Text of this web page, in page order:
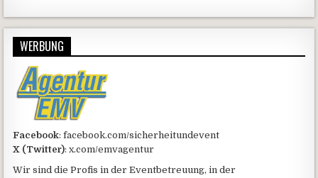
WERBUNG
Facebook: facebook.com/sicherheitundevent
X (Twitter): x.com/emvagentur
Wir sind die Profis in der Eventbetreuung, in der